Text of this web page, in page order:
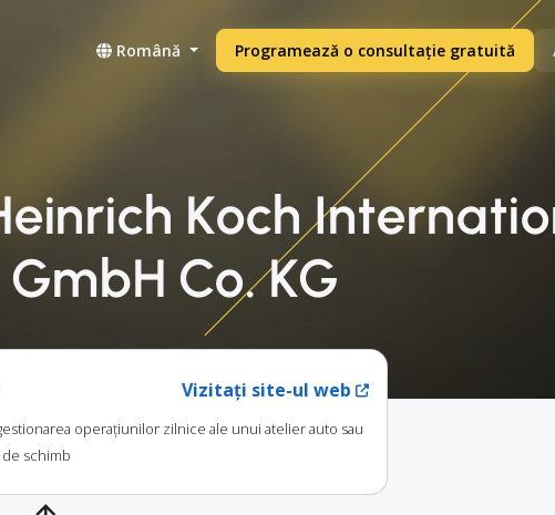
Română Programează o consultație gratuită
Koch
Co. KG
Vizitați site-ul web
operațiunilor zilnice ale unui atelier auto sau
schimb